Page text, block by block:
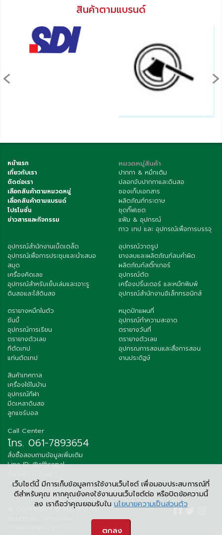
สินค้าตามแบรนด์
‹ ›
หน้าแรก
เกี่ยวกับเรา
ติดต่อเรา
เลือกสินค้าตามหมวดหมู่
เลื่อกสินค้าตามแบรนด์
โปรโมชั่น
ข่าวสารและกิจกรรม
หมวดหมู่สินค้า
ปากกา & หมึกเติม
ปลอกจับปากกาและดินสอ
ซองเก็บเอกสาร
ผลิตภัณฑ์กระดาษ
ชุดกิ๊ฟเซต
แฟ้ม & อุปกรณ์
กาว เทป และ อุปกรณ์เพื่อการบรรจุ
อุปกรณ์สำนักงานเบ็ดเตล็ด
อุปกรณ์เพื่อการประชุมและนำเสนอ
สมุด
เครื่องคิดเลข
อุปกรณ์สำหรับเย็บเล่มและเจาะรู
ดินสอและไส้ดินสอ
อุปกรณ์วาดรูป
ยางลบและผลิตภัณฑ์ลบคำผิด
ผลิตภัณฑ์สติ๊กเกอร์
อุปกรณ์ตัด
เครื่องปริ้นเตอร์ และหมึกพิมพ์
อุปกรณ์สำนักงานอิเล็กทรอนิกส์
ตรายางหมึกในตัว
ซันบี้
อุปกรณ์การเรียน
ตรายางตัวเลข
ทีตัดเทป
แท่นตัดเทป
หมุดปักแผนที่
อุปกรณ์ทำความสะอาด
ตรายางวันที่
ตรายางตัวเลข
อุปกรณการสอนและสื่อการสอน
งานประดิฐษ์
สินค้าเทศกาล
เครื่องใช้ในบ้าน
อุปกรณ์กีฬา
มีดเหลาดินสอ
ลูกแชร์บอล
Call Center
โทร. 061-7893654
สั่งซื้อสอบถามข้อมูลเพิ่มเติม
Line ID: @officepal
เวลา 08:30 - 17:30 น.
® COPYRIGHT © ALL RIGHTS
เว็บไซต์นี้ มีการเก็บข้อมูลการใช้งานเว็บไซต์ เพื่อมอบประสบการณ์ที่
ดีสำหรับคุณ หากคุณยังคงใช้งานบนเว็บไซต์ต่อ หรือปิดข้อความนี้
ลง เราถือว่าคุณยอมรับในนโยบายความเป็นส่วนตัว
ตกลง